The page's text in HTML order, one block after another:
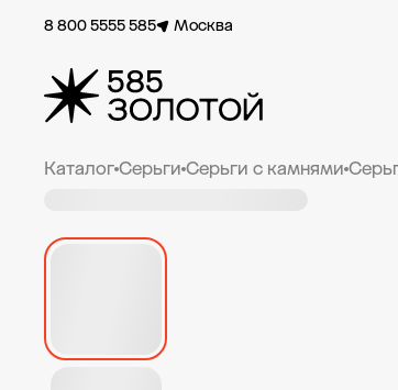
8 800 5555 585 Москва
Каталог Серьги Серьги с камнями